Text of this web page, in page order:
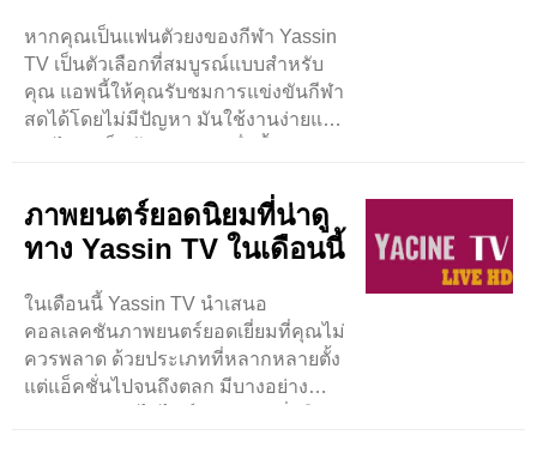
หากคุณเป็นแฟนตัวยงของกีฬา Yassin
TV เป็นตัวเลือกที่สมบูรณ์แบบสำหรับ
คุณ แอพนี้ให้คุณรับชมการแข่งขันกีฬา
สดได้โดยไม่มีปัญหา มันใช้งานง่ายและ
ภาพยนตร์ยอดนิยมที่น่าดู
ทาง Yassin TV ในเดือนนี้
ในเดือนนี้ Yassin TV นำเสนอ
คอลเลคชันภาพยนตร์ยอดเยี่ยมที่คุณไม่
ควรพลาด ด้วยประเภทที่หลากหลายตั้ง
แต่แอ็คชั่นไปจนถึงตลก มีบางอย่าง